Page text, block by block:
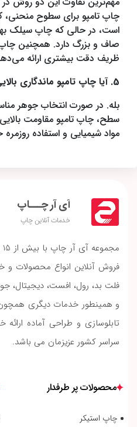
چاپ تامپو برای سطوح
است، در حالی که چاپ سیلک
صاف و بزرگ دارد. همچنین چاپ
ظریف دقت بیشتری ارائه
5. آیا چاپ تامپو ماندگاری بالایی دارد؟
بله. در صورت انتخاب جوهر
سطح، چاپ تامپو مقاومت
مواد شیمیایی و استفاده
آی آر چـــاپ
خدمات آنلاین چاپ
فروش آنلاین انواع محصولات و
فلت بد، رول، افست، دیجیتال،
و همینطور خدمات دیگری
تابلوسازی و طراحی آماده
سراسر کشور عزیزمان می باشد.
محصولات پر طرفدار
چاپ استیکر